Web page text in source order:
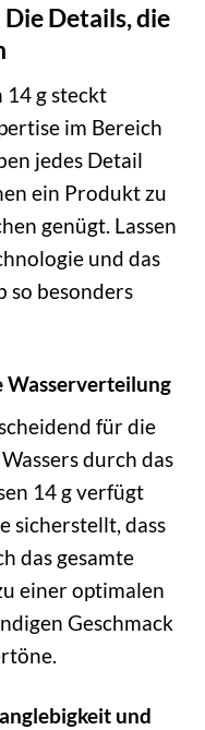
Details, die
14 g steckt
im Bereich
jedes Detail
ein Produkt zu
genügt. Lassen
und das
so besonders
Wasserverteilung
für die
durch das
14 g verfügt
sicherstellt, dass
das gesamte
einer optimalen
Geschmack
und